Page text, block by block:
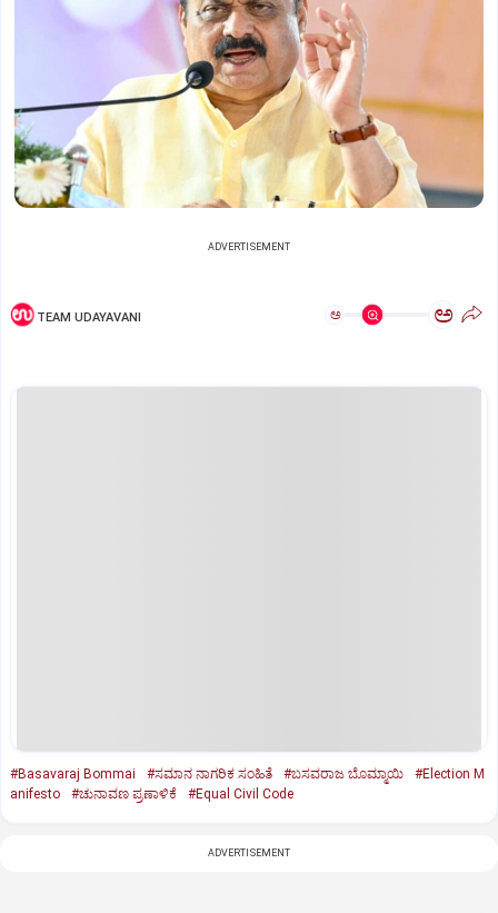
ADVERTISEMENT
TEAM UDAYAVANI ಅ ಅ
#Basavaraj Bommai #ಸಮಾನ ನಾಗರಿಕ ಸಂಹಿತೆ #ಬಸವರಾಜ ಬೊಮ್ಮಾಯಿ
#Election M
anifesto
#ಚುನಾವಣ ಪ್ರಣಾಳಿಕೆ #Equal Civil Code
ADVERTISEMENT